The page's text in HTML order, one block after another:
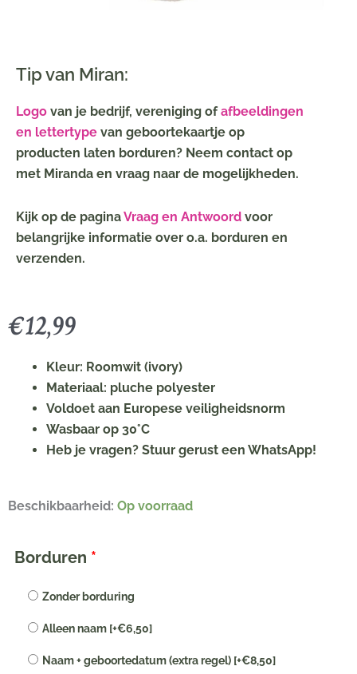
Tip van Miran:
Logo van je bedrijf, vereniging ofafbeeldingen
en lettertype van geboortekaartje op
producten laten borduren? Neem contact op
met Miranda en vraag naar de mogelijkheden.
Kijk op de paginaVraag en Antwoord voor
belangrijke informatie over o.a. borduren en
verzenden.
€12,99
Kleur: Roomwit (ivory)
Materiaal: pluche polyester
Voldoet aan Europese veiligheidsnorm
Wasbaar op 30°C
Heb je vragen? Stuur gerust een WhatsApp!
Beschikbaarheid: Op voorraad
Borduren *
Zonder borduring
Alleen naam [+€6,50]
Naam + geboortedatum (extra regel) [+€8,50]
Happy
Richie
Rammelaar
naam
geborduurd